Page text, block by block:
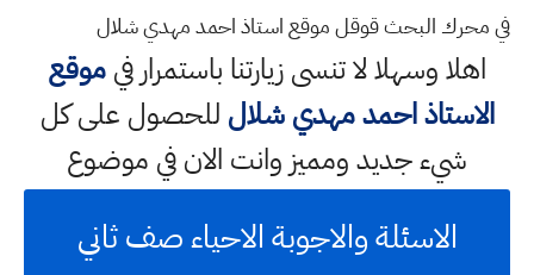
في محرك البحث قوقل موقع استاذ احمد مهدي شلال
اهلا وسهلالا تنسى زيارتنا باستمرار فيموقع
الاستاذ احمد مهدي شلال للحصول على كل
شيء جديد ومميز وانت الان في موضوع
الاسئلة والاجوبة الاحياء صف ثاني